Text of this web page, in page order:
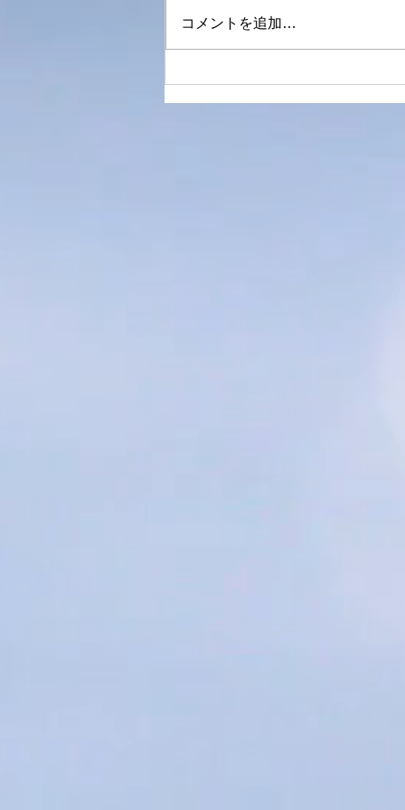
嬉しいですね！
コメントを追加…